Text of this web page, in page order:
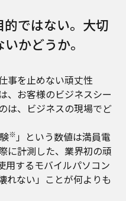
ではない。大切
かどうか。
事を止めない頑丈性
、お客様のビジネスシー
は、ビジネスの現場でど
※」という数値は満員電
に計測した、業界初の頑
用するモバイルパソコン
れない」ことが何よりも